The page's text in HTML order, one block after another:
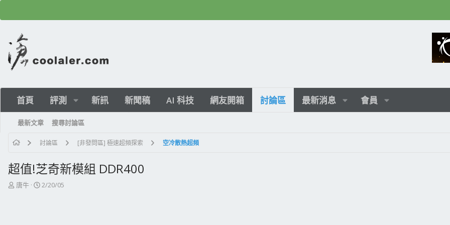
首頁 評測 新訊 新聞稿 AI 科技 網友開箱 討論區 最新消息 會員
最新文章 搜尋討論區
討論區 [非發問區] 極速超頻探索 空冷散熱超頻
超值!芝奇新模組 DDR400
主
唐牛
開
2/20/05